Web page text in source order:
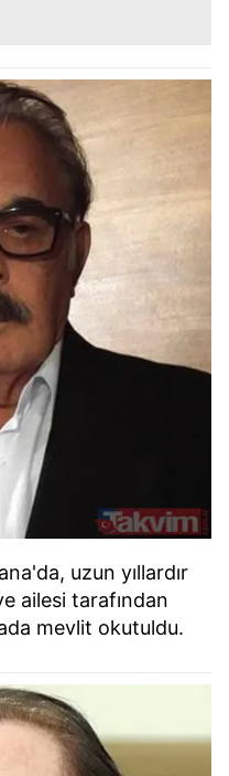
uzun yıllardır
ailesi tarafından
mevlit okutuldu.